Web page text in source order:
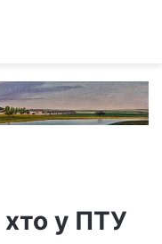
у ПТУ